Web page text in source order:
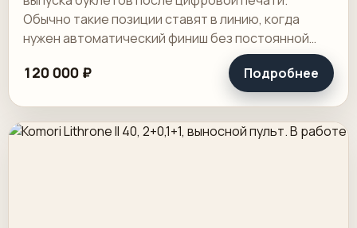
Обычно такие позиции ставят в линию, когда
нужен автоматический финиш без постоянной
ручной подборки и степлирования. Это
нормальный.
120 000 ₽ Подробнее